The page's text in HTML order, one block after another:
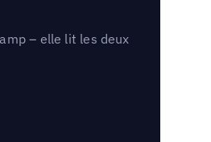
– elle lit les deux